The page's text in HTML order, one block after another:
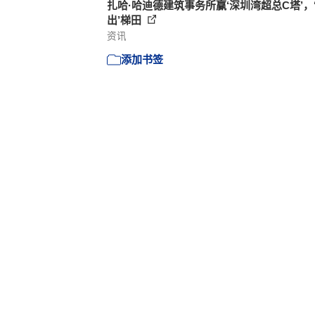
扎哈·哈迪德建筑事务所赢‘深圳湾超总C塔’，
出’梯田
资讯
添加书签